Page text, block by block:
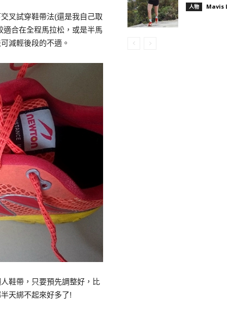
叉試穿鞋帶法(還是我自己取
合在全程馬拉松，或是半馬
減輕後段的不適。
鞋帶，只要預先調整好，比
天綁不起來好多了!
人物 Mavis